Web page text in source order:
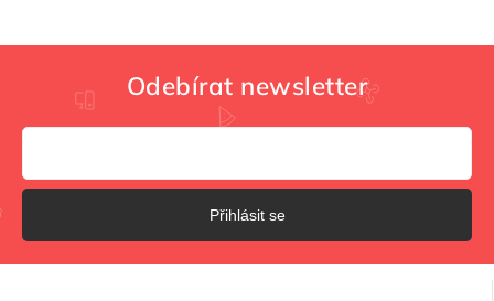
Odebírat newsletter
Přihlásit se